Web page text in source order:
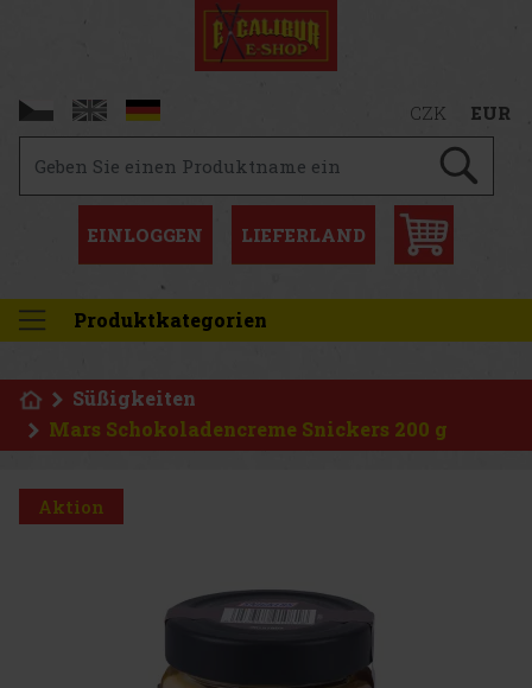
CZK EUR
EINLOGGEN LIEFERLAND
Produktkategorien
Süßigkeiten
Mars Schokoladencreme Snickers 200 g
Aktion